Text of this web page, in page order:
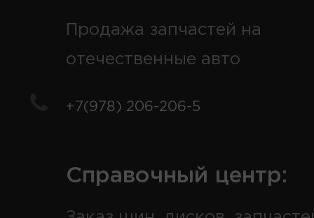
Продажа запчастей на
отечественные авто
+7(978) 206-206-5
Справочный центр: